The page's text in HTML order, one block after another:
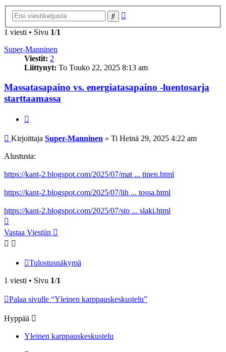
Etsi
1 viesti • Sivu 1/1
Super-Manninen
Viestit: 2
Liittynyt: To Touko 22, 2025 8:13 am
Massatasapaino vs. energiatasapaino -luentosarja
starttaamassa
Viesti
Kirjoittaja Super-Manninen » Ti Heinä 29, 2025 4:22 am
Alustusta:
https://kant-2.blogspot.com/2025/07/mat ... tinen.html
https://kant-2.blogspot.com/2025/07/lih ... tossa.html
https://kant-2.blogspot.com/2025/07/sto ... slaki.html
Vastaa Viestiin
Tulostusnäkymä
1 viesti • Sivu 1/1
Palaa sivulle “Yleinen karppauskeskustelu”
Hyppää
Yleinen karppauskeskustelu